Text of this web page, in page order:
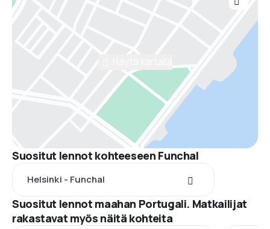
Suositut lennot kohteeseen Funchal
Helsinki - Funchal
Suositut lennot maahan Portugali. Matkailijat
rakastavat myös näitä kohteita